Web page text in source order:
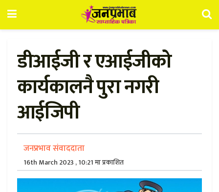
डीआईजी र एआईजीको
कार्यकालनै पुरा नगरी
आईजिपी
जनप्रभाव संवाददाता
16th March 2023 , 10:21 मा प्रकाशित